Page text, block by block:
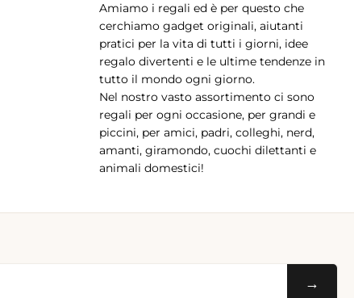
Amiamo i regali ed è per questo che
cerchiamo gadget originali, aiutanti
pratici per la vita di tutti i giorni, idee
regalo divertenti e le ultime tendenze in
tutto il mondo ogni giorno.
Nel nostro vasto assortimento ci sono
regali per ogni occasione, per grandi e
piccini, per amici, padri, colleghi, nerd,
amanti, giramondo, cuochi dilettanti e
animali domestici!
→